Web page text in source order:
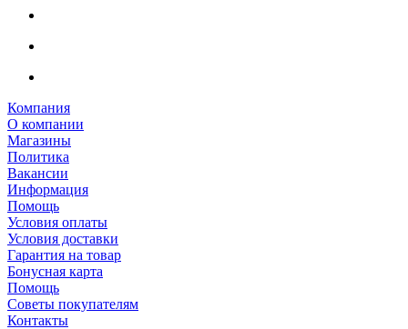
Компания
О компании
Магазины
Политика
Вакансии
Информация
Помощь
Условия оплаты
Условия доставки
Гарантия на товар
Бонусная карта
Помощь
Советы покупателям
Контакты